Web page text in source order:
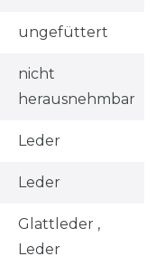
ungefüttert
nicht
herausnehmbar
Leder
Leder
Glattleder ,
Leder